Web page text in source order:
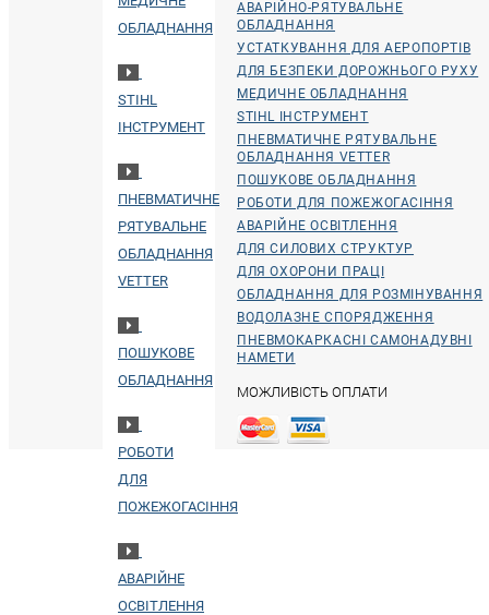
ОБЛАДНАННЯ
STIHL
ІНСТРУМЕНТ
ПНЕВМАТИЧНЕ
РЯТУВАЛЬНЕ
ОБЛАДНАННЯ
VETTER
ПОШУКОВЕ
ОБЛАДНАННЯ
РОБОТИ
ДЛЯ
ПОЖЕЖОГАСІННЯ
АВАРІЙНЕ
ОСВІТЛЕННЯ
АВАРІЙНО-РЯТУВАЛЬНЕ
ОБЛАДНАННЯ
УСТАТКУВАННЯ ДЛЯ АЕРОПОРТІВ
ДЛЯ БЕЗПЕКИ ДОРОЖНЬОГО РУХУ
МЕДИЧНЕ ОБЛАДНАННЯ
STIHL ІНСТРУМЕНТ
ПНЕВМАТИЧНЕ РЯТУВАЛЬНЕ
ОБЛАДНАННЯ VETTER
ПОШУКОВЕ ОБЛАДНАННЯ
РОБОТИ ДЛЯ ПОЖЕЖОГАСІННЯ
АВАРІЙНЕ ОСВІТЛЕННЯ
ДЛЯ СИЛОВИХ СТРУКТУР
ДЛЯ ОХОРОНИ ПРАЦІ
ОБЛАДНАННЯ ДЛЯ РОЗМІНУВАННЯ
ВОДОЛАЗНЕ СПОРЯДЖЕННЯ
ПНЕВМОКАРКАСНІ САМОНАДУВНІ
НАМЕТИ
МОЖЛИВІСТЬ ОПЛАТИ